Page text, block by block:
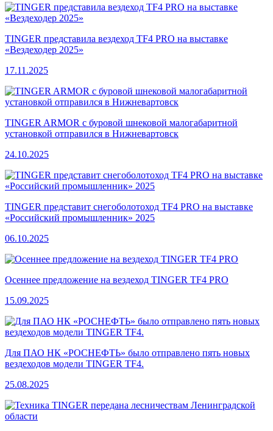
TINGER представила вездеход TF4 PRO на выставке
«Вездеходер 2025»
17.11.2025
TINGER ARMOR с буровой шнековой малогабаритной
установкой отправился в Нижневартовск
24.10.2025
TINGER представит снегоболотоход TF4 PRO на выставке
«Российский промышленник» 2025
06.10.2025
Осеннее предложение на вездеход TINGER TF4 PRO
15.09.2025
Для ПАО НК «РОСНЕФТЬ» было отправлено пять новых
вездеходов модели TINGER TF4.
25.08.2025